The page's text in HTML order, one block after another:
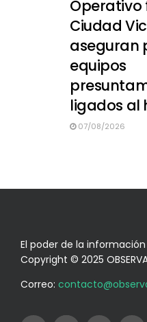
Operativo
Ciudad
aseguran
equipos
ligados al
07/08/2026
El poder de la información
Copyright © 2025
Correo: